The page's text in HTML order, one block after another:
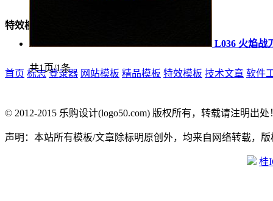
特效模板
首页 标志 登录器 网站模板 精品模板 特效模板 技术文章 软件
L036 火焰战
共1页/1条
© 2012-2015 乐购设计(logo50.com) 版权所有，转载请注明出处
声明：本站所有模板/文章除标明原创外，均来自网络转载，
桂